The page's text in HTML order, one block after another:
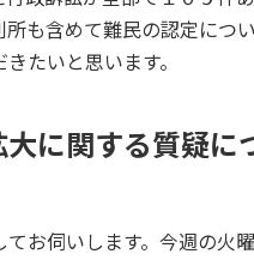
も含めて難民の認定につ
たいと思います。
に関する質疑に
お伺いします。今週の火